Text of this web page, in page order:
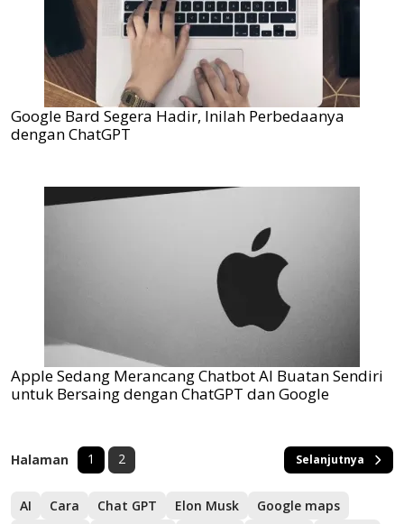
Google Bard Segera Hadir, Inilah Perbedaanya
dengan ChatGPT
Apple Sedang Merancang Chatbot AI Buatan Sendiri
untuk Bersaing dengan ChatGPT dan Google
Halaman 1 2 Selanjutnya
AI Cara Chat GPT Elon Musk
Google maps